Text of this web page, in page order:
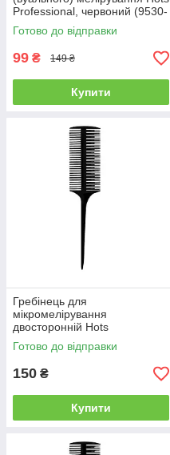
Professional, червоний (9530-
red)
Готово до відправки
99 ₴ 149 ₴
Купити
Гребінець для
мікромелірування
двосторонній Hots
Professional Size 02, чорний
(HP8002-BLK)
Готово до відправки
150 ₴
Купити